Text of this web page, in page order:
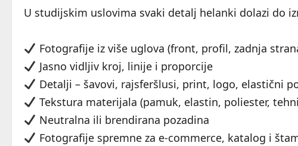
U studijskim uslovima svaki detalj helanki dolazi do
Fotografije iz više uglova (front, profil, zadnja
Jasno vidljiv kroj, linije i proporcije
Detalji – šavovi, rajsferšlusi, print, logo, elastični
Tekstura materijala (pamuk, elastin, poliester,
Neutralna ili brendirana pozadina
Fotografije spremne za e-commerce, katalog i